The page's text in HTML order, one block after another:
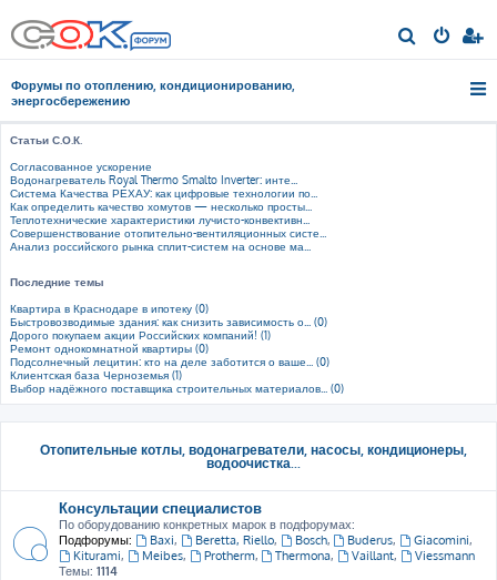
о
Форумы по отоплению, кондиционированию,
энергосбережению
Статьи С.О.К.
Согласованное ускорение
Водонагреватель Royal Thermo Smalto Inverter: инте...
Система Качества РЕХАУ: как цифровые технологии по...
Как определить качество хомутов — несколько просты...
Теплотехнические характеристики лучисто-конвективн...
Совершенствование отопительно-вентиляционных систе...
Анализ российского рынка сплит-систем на основе ма...
Последние темы
Квартира в Краснодаре в ипотеку (0)
Быстровозводимые здания: как снизить зависимость о... (0)
Дорого покупаем акции Российских компаний! (1)
Ремонт однокомнатной квартиры (0)
Подсолнечный лецитин: кто на деле заботится о ваше... (0)
Клиентская база Черноземья (1)
Выбор надёжного поставщика строительных материалов... (0)
Отопительные котлы, водонагреватели, насосы, кондиционеры,
водоочистка...
Консультации специалистов
По оборудованию конкретных марок в подфорумах:
Подфорумы:
Baxi, Beretta, Riello, Bosch, Buderus, Giacomini,
Kiturami, Meibes, Protherm, Thermona, Vaillant,
Viessmann
Темы: 1114